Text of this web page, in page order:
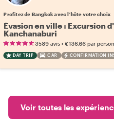
Profitez de Bangkok avec l'hôte votre choix
Évasion en ville : Excursion
Kanchanaburi
3589 avis •€136.66 par
DAY TRIP CAR CONFIRMATION
Voir toutes les